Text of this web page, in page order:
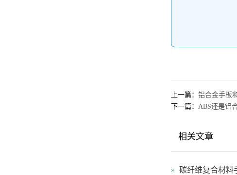
上一篇： 铝合金手板
下一篇： ABS还是铝
相关文章
» 碳纤维复合材料